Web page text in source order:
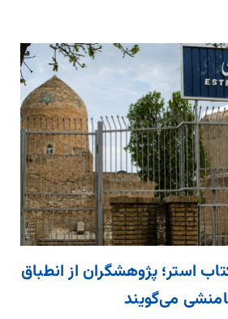
استر؛ پژوهشگران از انطباق
می‌گویند